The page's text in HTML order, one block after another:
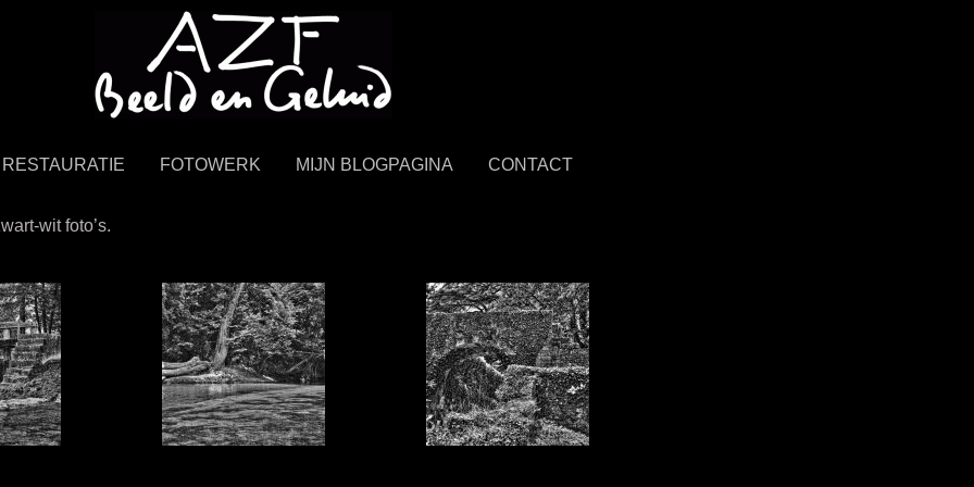
RESTAURATIE
FOTOWERK MIJN BLOGPAGINA CONTACT
wit foto’s.